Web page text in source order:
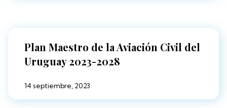
Plan Maestro de la Aviación Civil del
Uruguay 2023-2028
14 septiembre, 2023